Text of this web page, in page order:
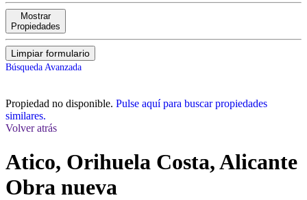
Mostrar
Propiedades
Limpiar formulario
Búsqueda Avanzada
Propiedad no disponible. Pulse aquí para buscar propiedades
similares.
Volver atrás
Atico, Orihuela Costa, Alicante
Obra nueva